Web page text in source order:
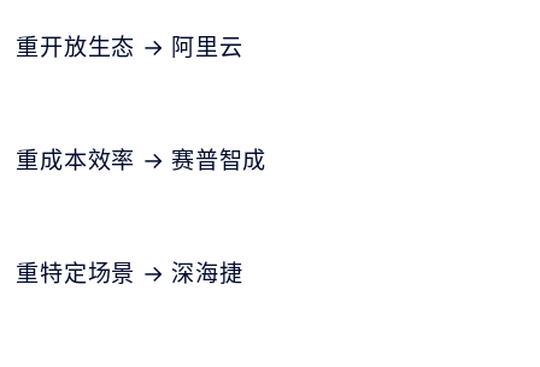
重开放生态 → 阿里云
重成本效率 → 赛普智成
重特定场景 → 深海捷